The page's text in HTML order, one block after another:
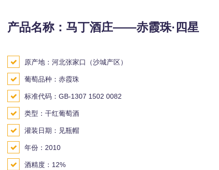
产品名称：马丁酒庄——赤霞珠·四星
原产地：河北张家口（沙城产区）
葡萄品种：赤霞珠
标准代码：GB-1307 1502 0082
类型：干红葡萄酒
灌装日期：见瓶帽
年份：2010
酒精度：12%